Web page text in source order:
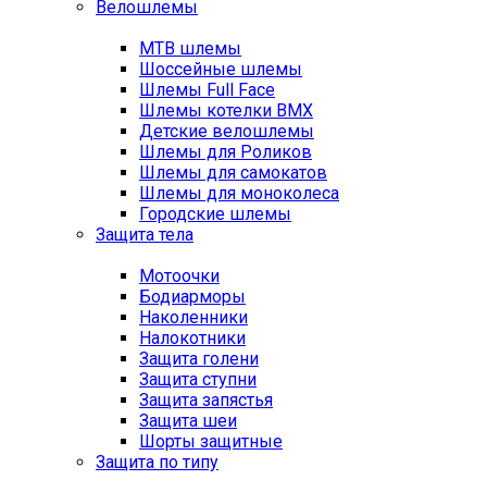
Велошлемы
MTB шлемы
Шоссейные шлемы
Шлемы Full Face
Шлемы котелки BMX
Детские велошлемы
Шлемы для Роликов
Шлемы для самокатов
Шлемы для моноколеса
Городские шлемы
Защита тела
Мотоочки
Бодиарморы
Наколенники
Налокотники
Защита голени
Защита ступни
Защита запястья
Защита шеи
Шорты защитные
Защита по типу